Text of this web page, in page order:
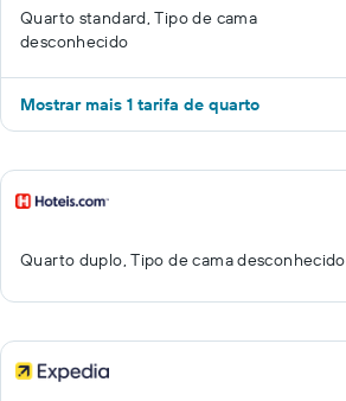
Quarto standard, Tipo de cama
desconhecido
Mostrar mais 1 tarifa de quarto
Quarto duplo, Tipo de cama desconhecido